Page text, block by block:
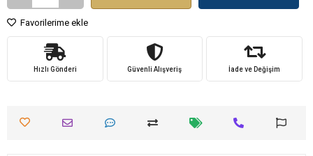
Favorilerime ekle
Hızlı Gönderi Güvenli Alışveriş İade ve Değişim